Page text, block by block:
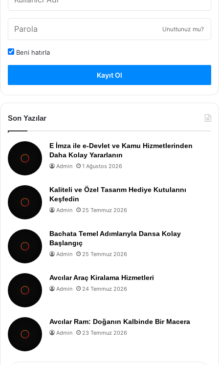
Unuttunuz mu?
Beni hatırla
Kayıt Ol
Son Yazılar
E İmza ile e-Devlet ve Kamu Hizmetlerinden
Daha Kolay Yararlanın
Admin 1 Ağustos 2026
Kaliteli ve Özel Tasarım Hediye Kutularını
Keşfedin
Admin 25 Temmuz 2026
Bachata Temel Adımlarıyla Dansa Kolay
Başlangıç
Admin 25 Temmuz 2026
Avcılar Araç Kiralama Hizmetleri
Admin 24 Temmuz 2026
Avcılar Ram: Doğanın Kalbinde Bir Macera
Admin 23 Temmuz 2026